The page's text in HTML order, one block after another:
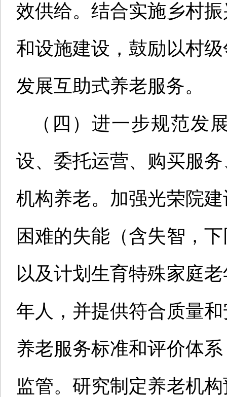
效供给。结合实施乡村
和设施建设，鼓励以村
发展互助式养老服务。
（四）进一步规范发
设、委托运营、购买服
机构养老。加强光荣院
困难的失能（含失智，
以及计划生育特殊家庭
年人，并提供符合质量
养老服务标准和评价体
监管。研究制定养老机